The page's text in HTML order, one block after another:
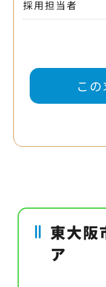
採用担当者
こ
東大阪
ア